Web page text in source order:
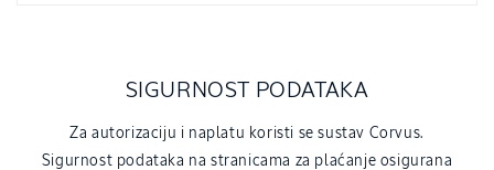
SIGURNOST PODATAKA
Za autorizaciju i naplatu koristi se sustav Corvus.
Sigurnost podataka na stranicama za plaćanje osigurana